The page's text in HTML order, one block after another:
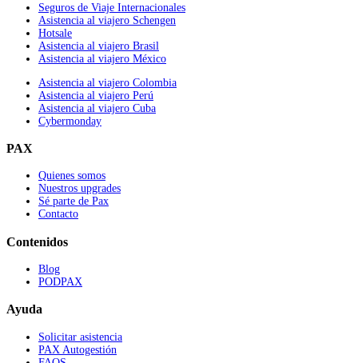
Seguros de Viaje Internacionales
Asistencia al viajero Schengen
Hotsale
Asistencia al viajero Brasil
Asistencia al viajero México
Asistencia al viajero Colombia
Asistencia al viajero Perú
Asistencia al viajero Cuba
Cybermonday
PAX
Quienes somos
Nuestros upgrades
Sé parte de Pax
Contacto
Contenidos
Blog
PODPAX
Ayuda
Solicitar asistencia
PAX Autogestión